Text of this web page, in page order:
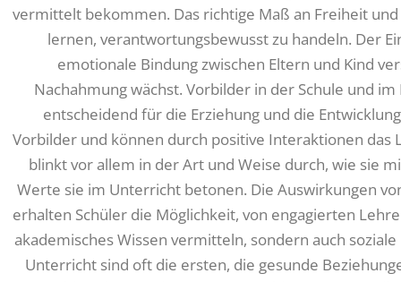
vermittelt bekommen. Das richtige Maß an Freiheit
lernen, verantwortungsbewusst zu handeln. Der
emotionale Bindung zwischen Eltern und Kind
Nachahmung wächst. Vorbilder in der Schule und
entscheidend für die Erziehung und die
Vorbilder und können durch positive Interaktionen das
blinkt vor allem in der Art und Weise durch, wie sie
Werte sie im Unterricht betonen. Die Auswirkungen
erhalten Schüler die Möglichkeit, von engagierten
akademisches Wissen vermitteln, sondern auch
Unterricht sind oft die ersten, die gesunde